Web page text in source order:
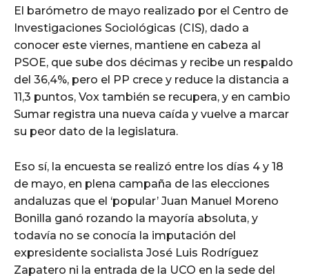
El barómetro de mayo realizado por el Centro de
Investigaciones Sociológicas (CIS), dado a
conocer este viernes, mantiene en cabeza al
PSOE, que sube dos décimas y recibe un respaldo
del 36,4%, pero el PP crece y reduce la distancia a
11,3 puntos, Vox también se recupera, y en cambio
Sumar registra una nueva caída y vuelve a marcar
su peor dato de la legislatura.
Eso sí, la encuesta se realizó entre los días 4 y 18
de mayo, en plena campaña de las elecciones
andaluzas que el ‘popular’ Juan Manuel Moreno
Bonilla ganó rozando la mayoría absoluta, y
todavía no se conocía la imputación del
expresidente socialista José Luis Rodríguez
Zapatero ni la entrada de la UCO en la sede del